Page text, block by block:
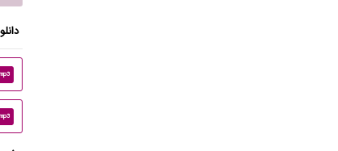
mp3
mp3